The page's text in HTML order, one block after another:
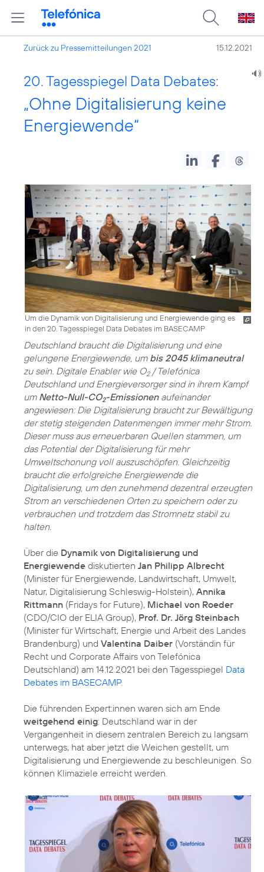
Zurück zu Pressemitteilungen 2021 15.12.2021
20. Tagesspiegel Data Debates:
„Ohne Digitalisierung keine
Energiewende“
Um die Dynamik von Digitalisierung und Energiewende ging es
in den 20. Tagesspiegel Data Debates im BASECAMP
Deutschland braucht die Digitalisierung und eine
gelungene Energiewende, um bis 2045 klimaneutral
zu sein. Digitale Enabler wie O2/ Telefónica
Deutschland und Energieversorger sind in ihrem Kampf
um Netto-Null-CO2-Emissionenaufeinander
angewiesen: Die Digitalisierung braucht zur Bewältigung
der stetig steigenden Datenmengen immer mehr Strom.
Dieser muss aus erneuerbaren Quellen stammen, um
das Potential der Digitalisierung für mehr
Umweltschonung voll auszuschöpfen. Gleichzeitig
braucht die erfolgreiche Energiewende die
Digitalisierung, um den zunehmend dezentral erzeugten
Strom an verschiedenen Orten zu speichern oder zu
verbrauchen und trotzdem das Stromnetz stabil zu
halten.
Über die Dynamik von Digitalisierung und
Energiewende diskutierten Jan Philipp Albrecht
(Minister für Energiewende, Landwirtschaft, Umwelt,
Natur, Digitalisierung Schleswig-Holstein), Annika
Rittmann (Fridays for Future), Michael von Roeder
(CDO/CIO der ELIA Group), Prof. Dr. Jörg Steinbach
(Minister für Wirtschaft, Energie und Arbeit des Landes
Brandenburg) und Valentina Daiber (Vorständin für
Recht und Corporate Affairs von Telefónica
Deutschland) am 14.12.2021 bei den Tagesspiegel Data
Debates im BASECAMP.
Die führenden Expert:innen waren sich am Ende
weitgehend einig: Deutschland war in der
Vergangenheit in diesem zentralen Bereich zu langsam
unterwegs, hat aber jetzt die Weichen gestellt, um
Digitalisierung und Energiewende zu beschleunigen. So
können Klimaziele erreicht werden.